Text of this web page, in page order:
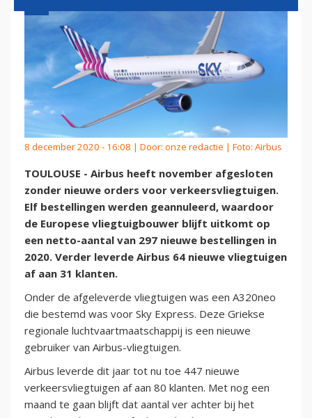
8 december 2020 - 16:08 | Door: onze redactie | Foto: Airbus
TOULOUSE - Airbus heeft november afgesloten
zonder nieuwe orders voor verkeersvliegtuigen.
Elf bestellingen werden geannuleerd, waardoor
de Europese vliegtuigbouwer blijft uitkomt op
een netto-aantal van 297 nieuwe bestellingen in
2020. Verder leverde Airbus 64 nieuwe vliegtuigen
af aan 31 klanten.
Onder de afgeleverde vliegtuigen was een A320neo
die bestemd was voor Sky Express. Deze Griekse
regionale luchtvaartmaatschappij is een nieuwe
gebruiker van Airbus-vliegtuigen.
Airbus leverde dit jaar tot nu toe 447 nieuwe
verkeersvliegtuigen af aan 80 klanten. Met nog een
maand te gaan blijft dat aantal ver achter bij het